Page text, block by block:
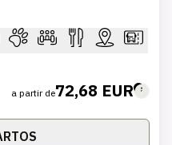
a partir de72,68 EUR